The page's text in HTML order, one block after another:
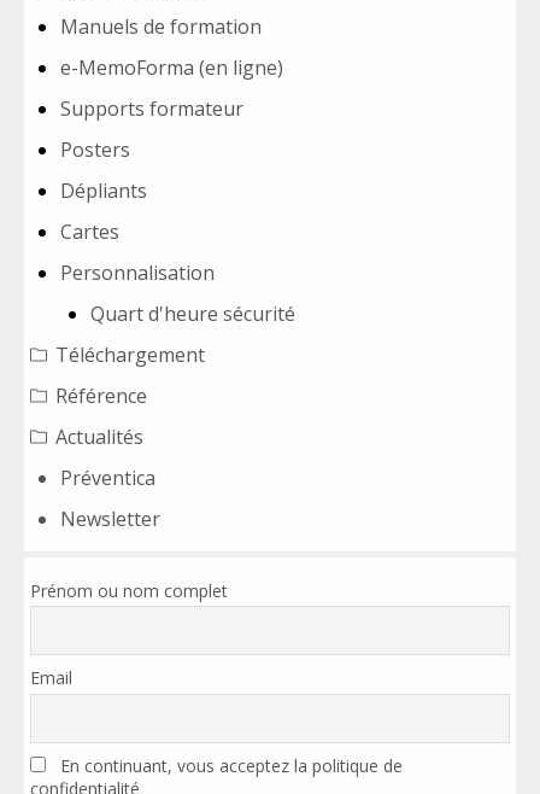
Manuels de formation
e-MemoForma (en ligne)
Supports formateur
Posters
Dépliants
Cartes
Personnalisation
Quart d'heure sécurité
Téléchargement
Référence
Actualités
Préventica
Newsletter
Prénom ou nom complet
Email
En continuant, vous acceptez la politique de
confidentialité